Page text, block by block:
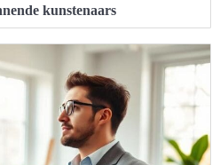
kunstenaars